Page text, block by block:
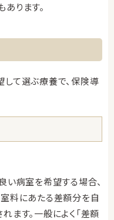
ります。
て選ぶ療養で、保険導
い病室を希望する場合、
料にあたる差額分を自
ます。一般によく「差額